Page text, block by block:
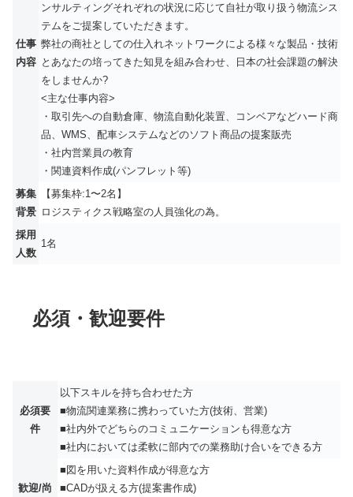
仕事
内容
ンサルティングそれぞれの状況に応じて自社が取り扱う物流シス
テムをご提案していただきます。
弊社の商社としての仕入れネットワークによる様々な製品・技術
とあなたの培ってきた知見を組み合わせ、日本の社会課題の解決
をしませんか?
<主な仕事内容>
・取引先への自動倉庫、物流自動化装置、コンベアなどハード商
品、WMS、配車システムなどのソフト商品の提案販売
・社内営業員の教育
・関連資料作成(パンフレット等)
募集
背景
【募集枠:1〜2名】
ロジスティクス戦略室の人員強化の為。
採用
人数
1名
必須・歓迎要件
必須要
件
以下スキルを持ち合わせた方
■物流関連業務に携わっていた方(技術、営業)
■社内外でどちらのコミュニケーションも得意な方
■社内においては柔軟に部内での業務助け合いをできる方
歓迎/尚
■図を用いた資料作成が得意な方
■CADが扱える方(提案書作成)